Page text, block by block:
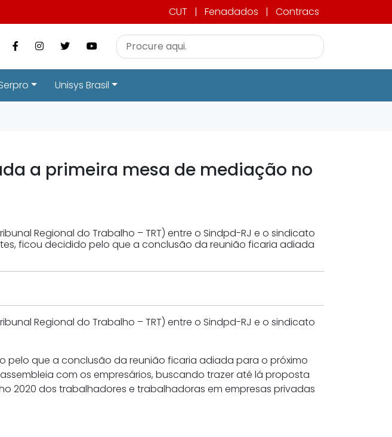
CUT | Fenadados | Contracs
Unisys Brasil
a primeira mesa de mediação no
Regional do Trabalho – TRT) entre o Sindpd-RJ e o sindicato
ficou decidido pelo que a conclusão da reunião ficaria adiada
Regional do Trabalho – TRT) entre o Sindpd-RJ e o sindicato
que a conclusão da reunião ficaria adiada para o próximo
com os empresários, buscando trazer até lá proposta
2020 dos trabalhadores e trabalhadoras em empresas privadas